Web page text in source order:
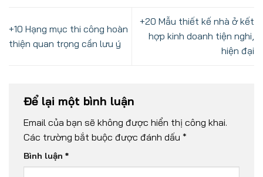
+10 Hạng mục thi công hoàn
thiện quan trọng cần lưu ý
+20 Mẫu thiết kế nhà ở kết
hợp kinh doanh tiện nghi,
hiện đại
Để lại một bình luận
Email của bạn sẽ không được hiển thị công khai.
Các trường bắt buộc được đánh dấu *
Bình luận *